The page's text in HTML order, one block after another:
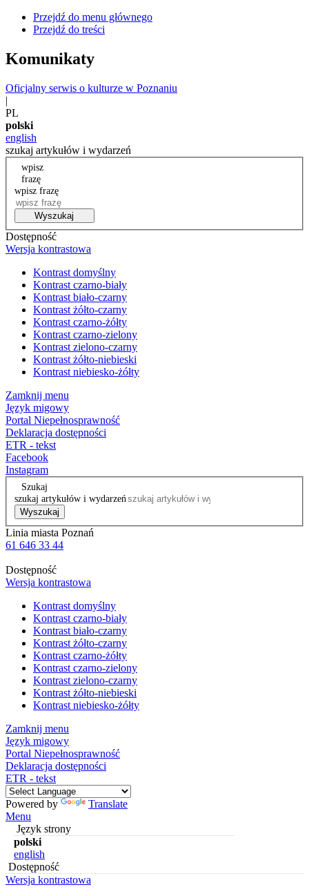
Przejdź do menu głównego
Przejdź do treści
Komunikaty
Oficjalny serwis o kulturze w Poznaniu
|
PL
polski
english
szukaj artykułów i wydarzeń
wpisz
frazę
wpisz frazę
Wyszukaj
Dostępność
Wersja kontrastowa
Kontrast domyślny
Kontrast czarno-biały
Kontrast biało-czarny
Kontrast żółto-czarny
Kontrast czarno-żółty
Kontrast czarno-zielony
Kontrast zielono-czarny
Kontrast żółto-niebieski
Kontrast niebiesko-żółty
Zamknij menu
Język migowy
Portal Niepełnosprawność
Deklaracja dostępności
ETR - tekst
Facebook
Instagram
Szukaj
szukaj artykułów i wydarzeń
Wyszukaj
Linia miasta Poznań
61 646 33 44
Dostępność
Wersja kontrastowa
Kontrast domyślny
Kontrast czarno-biały
Kontrast biało-czarny
Kontrast żółto-czarny
Kontrast czarno-żółty
Kontrast czarno-zielony
Kontrast zielono-czarny
Kontrast żółto-niebieski
Kontrast niebiesko-żółty
Zamknij menu
Język migowy
Portal Niepełnosprawność
Deklaracja dostępności
ETR - tekst
Powered by
Translate
Menu
Język strony
polski
english
Dostępność
Wersja kontrastowa